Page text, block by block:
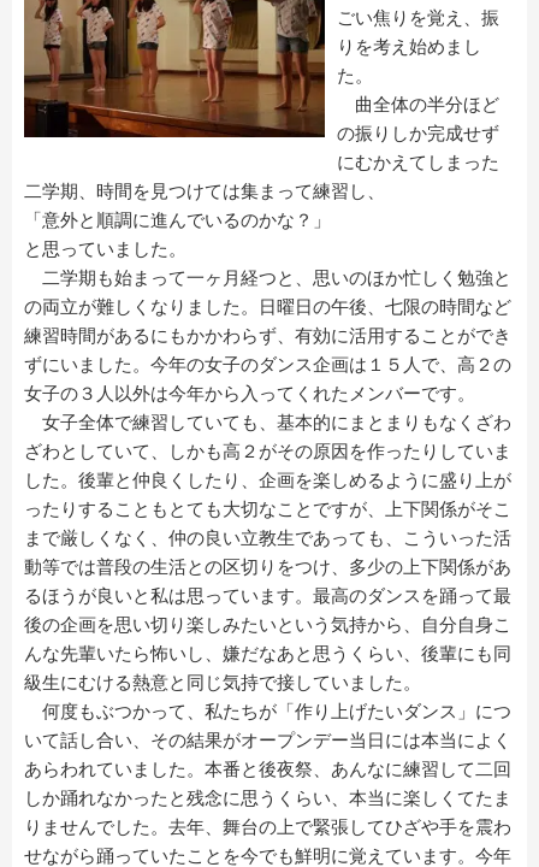
ごい焦りを覚え、振
りを考え始めまし
た。
曲全体の半分ほど
の振りしか完成せず
にむかえてしまった
二学期、時間を見つけては集まって練習し、
「意外と順調に進んでいるのかな？」
と思っていました。
二学期も始まって一ヶ月経つと、思いのほか忙しく勉強と
の両立が難しくなりました。日曜日の午後、七限の時間など
練習時間があるにもかかわらず、有効に活用することができ
ずにいました。今年の女子のダンス企画は１５人で、高２の
女子の３人以外は今年から入ってくれたメンバーです。
女子全体で練習していても、基本的にまとまりもなくざわ
ざわとしていて、しかも高２がその原因を作ったりしていま
した。後輩と仲良くしたり、企画を楽しめるように盛り上が
ったりすることもとても大切なことですが、上下関係がそこ
まで厳しくなく、仲の良い立教生であっても、こういった活
動等では普段の生活との区切りをつけ、多少の上下関係があ
るほうが良いと私は思っています。最高のダンスを踊って最
後の企画を思い切り楽しみたいという気持から、自分自身こ
んな先輩いたら怖いし、嫌だなあと思うくらい、後輩にも同
級生にむける熱意と同じ気持で接していました。
何度もぶつかって、私たちが「作り上げたいダンス」につ
いて話し合い、その結果がオープンデー当日には本当によく
あらわれていました。本番と後夜祭、あんなに練習して二回
しか踊れなかったと残念に思うくらい、本当に楽しくてたま
りませんでした。去年、舞台の上で緊張してひざや手を震わ
せながら踊っていたことを今でも鮮明に覚えています。今年